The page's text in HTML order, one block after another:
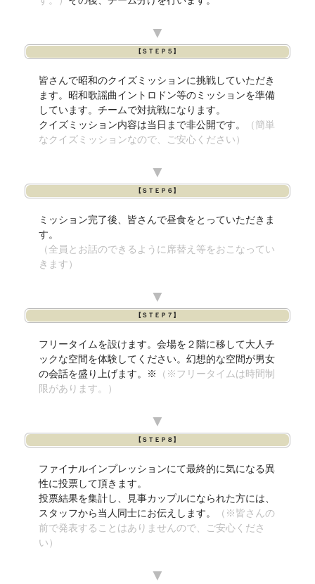
▼
【ＳＴＥＰ５】
皆さんで昭和のクイズミッションに挑戦していただき
ます。昭和歌謡曲イントロドン等のミッションを準備
しています。チームで対抗戦になります。
クイズミッション内容は当日まで非公開です。
（簡単
なクイズミッションなので、ご安心ください）
▼
【ＳＴＥＰ６】
ミッション完了後、皆さんで昼食をとっていただきま
す。
（全員とお話のできるように席替え等をおこなってい
きます）
▼
【ＳＴＥＰ７】
フリータイムを設けます。会場を２階に移して大人チ
ックな空間を体験してください。幻想的な空間が男女
の会話を盛り上げます。※
（※フリータイムは時間制
限があります。）
▼
【ＳＴＥＰ８】
ファイナルインプレッションにて最終的に気になる異
性に投票して頂きます。
投票結果を集計し、見事カップルになられた方には、
スタッフから当人同士にお伝えします。
（※皆さんの
前で発表することはありませんので、ご安心くださ
い）
▼